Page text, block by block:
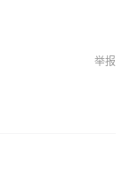
举报